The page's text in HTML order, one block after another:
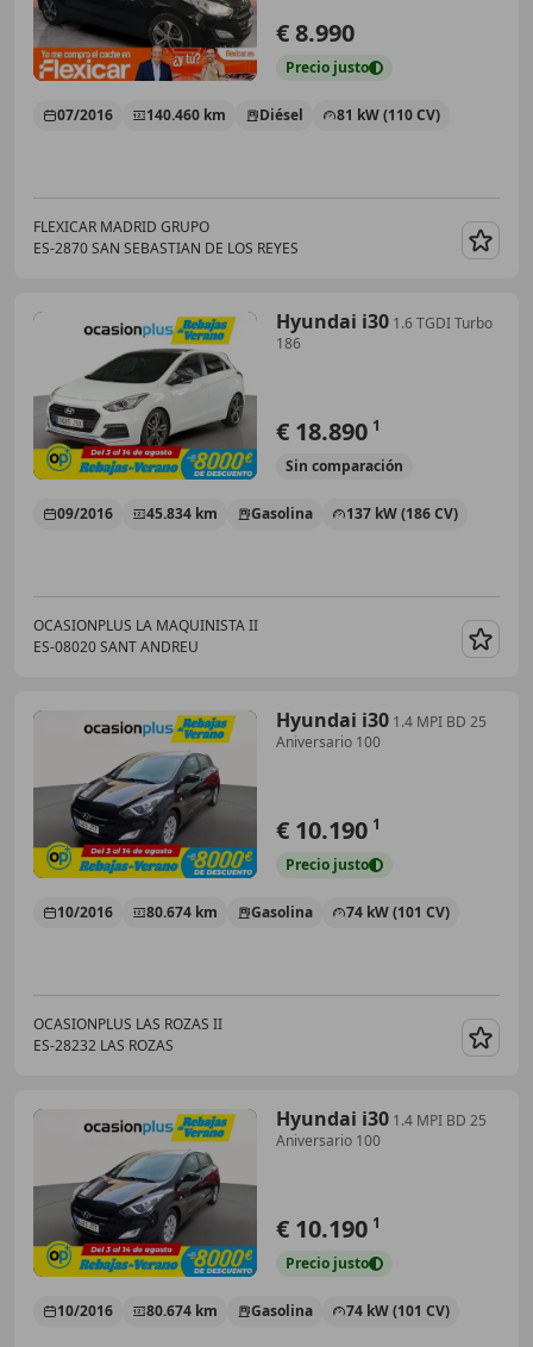
€ 8.990
Precio justo
07/2016 140.460 km Diésel 81 kW (110 CV)
FLEXICAR MADRID GRUPO
ES-2870 SAN SEBASTIAN DE LOS REYES
Hyundai i30 1.6 TGDI Turbo
186
€ 18.890 1
Sin comparación
09/2016 45.834 km Gasolina 137 kW (186 CV)
OCASIONPLUS LA MAQUINISTA II
ES-08020 SANT ANDREU
Hyundai i30 1.4 MPI BD 25
Aniversario 100
€ 10.190 1
Precio justo
10/2016 80.674 km Gasolina 74 kW (101 CV)
OCASIONPLUS LAS ROZAS II
ES-28232 LAS ROZAS
Hyundai i30 1.4 MPI BD 25
Aniversario 100
€ 10.190 1
Precio justo
10/2016 80.674 km Gasolina 74 kW (101 CV)